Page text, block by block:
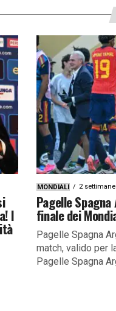
I
MONDIALI 2
Pagelle Spagna
finale dei
Pagelle Spagna
match, valido per
Pagelle Spagna